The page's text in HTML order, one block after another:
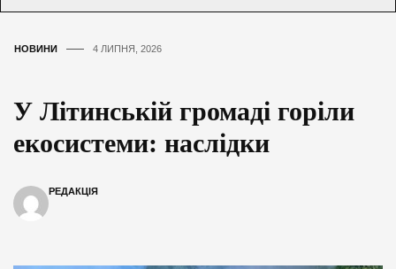
НОВИНИ 4 ЛИПНЯ, 2026
У Літинській громаді горіли
екосистеми: наслідки
РЕДАКЦІЯ